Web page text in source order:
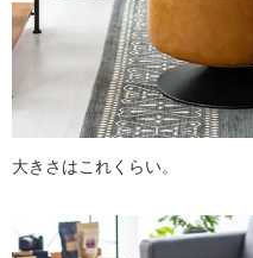
大きさはこれくらい。